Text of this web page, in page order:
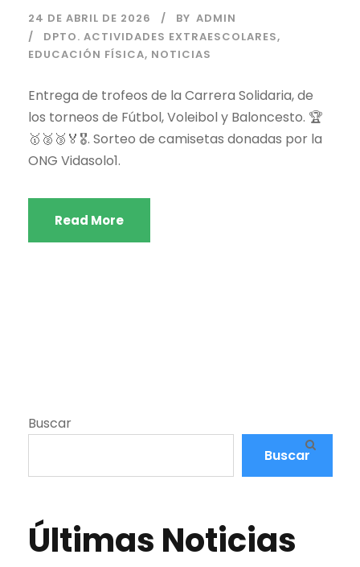
24 DE ABRIL DE 2026 BY ADMIN
DPTO. ACTIVIDADES EXTRAESCOLARES,
EDUCACIÓN FÍSICA, NOTICIAS
Entrega de trofeos de la Carrera Solidaria, de
los torneos de Fútbol, Voleibol y Baloncesto. 🏆
🥇🥈🥉🏅🎖️. Sorteo de camisetas donadas por la
ONG Vidasolo1.
Read More
Buscar
Buscar
Últimas Noticias